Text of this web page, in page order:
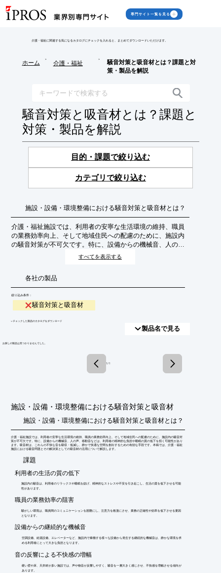
専門サイト一覧を見る
介護・福祉に関連する気になるカタログにチェックを入れると、まとめてダウンロードいただけます。
ホーム
>
介護・福祉
>
騒音対策と吸音材とは？課題と対
策・製品を解説
騒音対策と吸音材とは？課題と
対策・製品を解説
目的・課題で絞り込む
カテゴリで絞り込む
施設・設備・環境整備における騒音対策と吸音材とは？
介護・福祉施設では、利用者の安寧な生活環境の維持、職員
の業務効率向上、そして地域住民への配慮のために、施設内
の騒音対策が不可欠です。特に、設備からの機械音、人の
声、移動音などは、利用者の精神的な負担や睡眠の質の低下
です。本稿では、介護・福祉施設における騒音問題とその解
決策としての吸音材の活用について解説します。
すべてを表示する
各社の製品
絞り込み条件：
騒音対策と吸音材
​▼チェックした製品のカタログをダウンロード
製品名で見る
​お探しの製品は見つかりませんでした。
1 / 1
施設・設備・環境整備における騒音対策と吸音材
施設・設備・環境整備における騒音対策と吸音材とは？
介護・福祉施設では、利用者の安寧な生活環境の維持、職員の業務効率向上、そして地域住民への配慮のために、施設内の騒音対
策が不可欠です。特に、設備からの機械音、人の声、移動音などは、利用者の精神的な負担や睡眠の質の低下を招く可能性があり
ます。吸音材は、これらの不快な音を吸収・低減し、静かで快適な空間を創出するための有効な手段です。本稿では、介護・福祉
施設における騒音問題とその解決策としての吸音材の活用について解説します。
​課題
利用者の生活の質の低下
施設内の騒音は、利用者のリラックスや睡眠を妨げ、精神的なストレスや不安を引き起こし、生活の質を低下させる可能
性があります。
職員の業務効率の阻害
騒がしい環境は、職員間のコミュニケーションを困難にし、注意力を散漫にさせ、業務の正確性や効率を低下させる要因
となります。
設備からの継続的な機械音
空調設備、給湯設備、エレベーターなど、施設内で稼働する様々な設備から発生する継続的な機械音は、静かな環境を求
める利用者にとって大きな負担となります。
音の反響による不快感の増幅
硬い壁や床、天井材が多い施設では、声や物音が反響しやすく、騒音を一層大きく感じさせ、不快感を増幅させる傾向が
あります。